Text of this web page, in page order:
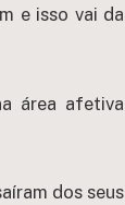
e isso vai da
área afetiva
dos seus